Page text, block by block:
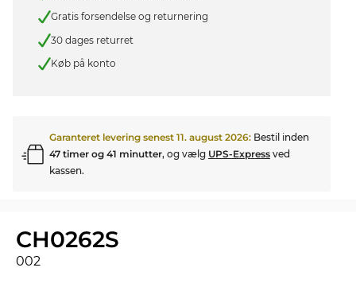
Gratis forsendelse og returnering
30 dages returret
Køb på konto
Garanteret levering senest 11. august 2026: Bestil inden
47 timer og 41 minutter, og vælg UPS-Express ved
kassen.
CH0262S
002